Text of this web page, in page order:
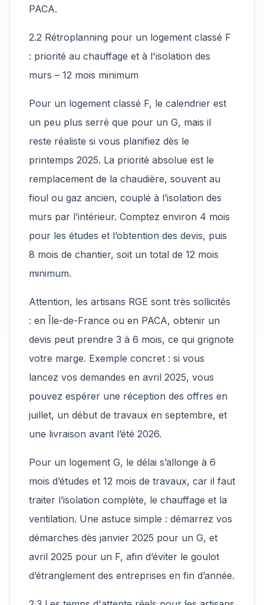
PACA.
2.2 Rétroplanning pour un logement classé F
: priorité au chauffage et à l'isolation des
murs – 12 mois minimum
Pour un logement classé F, le calendrier est
un peu plus serré que pour un G, mais il
reste réaliste si vous planifiez dès le
printemps 2025. La priorité absolue est le
remplacement de la chaudière, souvent au
fioul ou gaz ancien, couplé à l’isolation des
murs par l’intérieur. Comptez environ 4 mois
pour les études et l’obtention des devis, puis
8 mois de chantier, soit un total de 12 mois
minimum.
Attention, les artisans RGE sont très sollicités
: en Île-de-France ou en PACA, obtenir un
devis peut prendre 3 à 6 mois, ce qui grignote
votre marge. Exemple concret : si vous
lancez vos demandes en avril 2025, vous
pouvez espérer une réception des offres en
juillet, un début de travaux en septembre, et
une livraison avant l’été 2026.
Pour un logement G, le délai s’allonge à 6
mois d’études et 12 mois de travaux, car il faut
traiter l’isolation complète, le chauffage et la
ventilation. Une astuce simple : démarrez vos
démarches dès janvier 2025 pour un G, et
avril 2025 pour un F, afin d’éviter le goulot
d’étranglement des entreprises en fin d’année.